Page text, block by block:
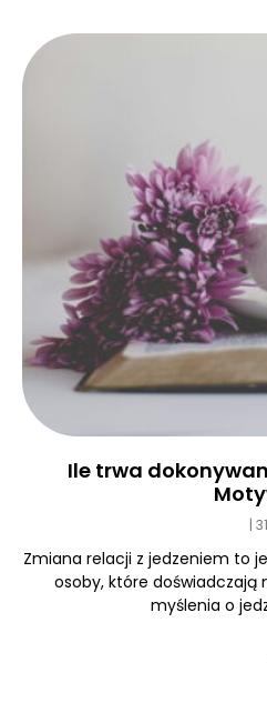
Ile trwa
Zmiana relacji z jedzeniem to
osoby, które doświadczają
myślenia o